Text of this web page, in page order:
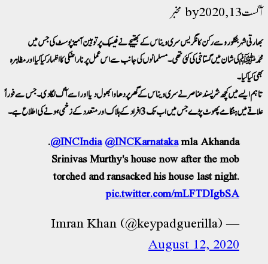
آگست 13, 2020 مخبر
بھارتی شہر بنگلورو سے رکن کانگریس سری ویناس کے بھتیجے نے فیسبک پر توہین آمیز پوسٹ کی جس میں
محمدﷺ کی شان میں گستاخی کی گئی تھی۔ مسلمانوں کی جانب سے اس عمل پر ناراضگی کا اظہار کیا گیا اور مظاہرہ
بھی کیا گیا۔
تاہم ایسے میں کچھ شر پسند عناصر نے سری ویناس کے گھر پر دھاوا بھول دیا اور اسے آگ لگا دی۔ جس سے فوراً
علاقے میں ہنگامے پھوٹ پڑے جس میں اب تک 3 افراد کے ہلاک اور متعدد کے زخمی ہونے کی اطلاع ہے۔
.@INCIndia @INCKarnatakamla Akhanda
Srinivas Murthy's house now after the mob
torched and ransacked his house last night.
pic.twitter.com/mLFTDIgbSA
— Imran Khan (@keypadguerilla)
August 12, 2020